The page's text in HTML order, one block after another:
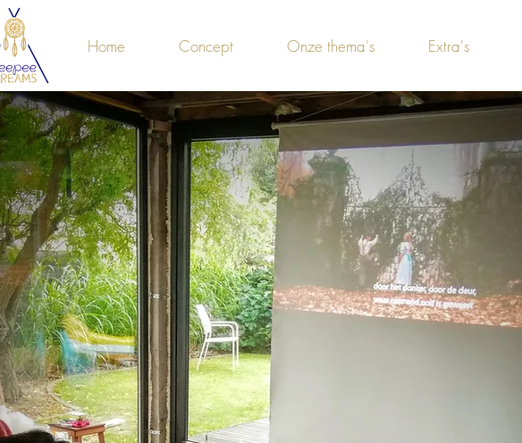
Home Concept Onze thema's Extra's